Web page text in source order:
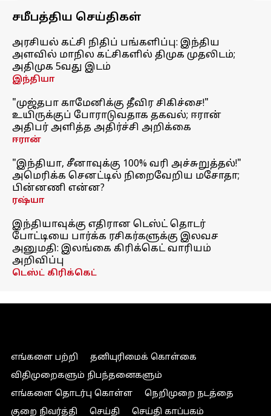
சமீபத்திய செய்திகள்
அரசியல் கட்சி நிதிப் பங்களிப்பு: இந்திய
அளவில் மாநில கட்சிகளில் திமுக முதலிடம்;
அதிமுக 5வது இடம்
இந்தியா
"முஜ்தபா காமேனிக்கு தீவிர சிகிச்சை!"
உயிருக்குப் போராடுவதாக தகவல்; ஈரான்
அதிபர் அளித்த அதிர்ச்சி அறிக்கை
ஈரான்
"இந்தியா, சீனாவுக்கு 100% வரி அச்சுறுத்தல்!"
அமெரிக்க செனட்டில் நிறைவேறிய மசோதா;
பின்னணி என்ன?
ரஷ்யா
இந்தியாவுக்கு எதிரான டெஸ்ட் தொடர்
போட்டியை பார்க்க ரசிகர்களுக்கு இலவச
அனுமதி: இலங்கை கிரிக்கெட் வாரியம்
அறிவிப்பு
டெஸ்ட் கிரிக்கெட்
எங்களை பற்றி
தனியுரிமைக் கொள்கை
விதிமுறைகளும் நிபந்தனைகளும்
எங்களை தொடர்பு கொள்ள
நெறிமுறை நடத்தை
குறை நிவர்த்தி
செய்தி செய்தி காப்பகம்